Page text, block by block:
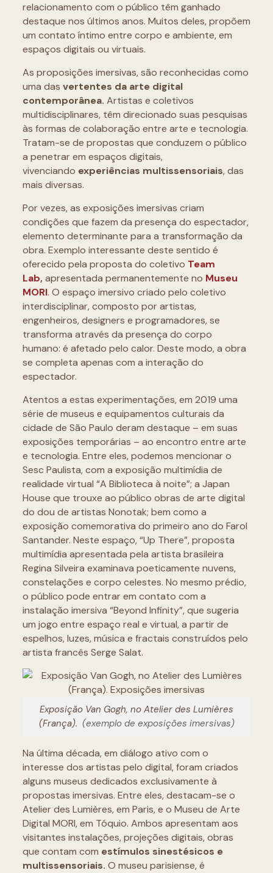
relacionamento com o público têm ganhado
destaque nos últimos anos. Muitos deles, propõem
um contato íntimo entre corpo e ambiente, em
espaços digitais ou virtuais.
As proposições imersivas, são reconhecidas como
uma das vertentes da arte digital
contemporânea. Artistas e coletivos
multidisciplinares, têm direcionado suas pesquisas
às formas de colaboração entre arte e tecnologia.
Tratam-se de propostas que conduzem o público
a penetrar em espaços digitais,
vivenciando experiências multissensoriais, das
mais diversas.
Por vezes, as exposições imersivas criam
condições que fazem da presença do espectador,
elemento determinante para a transformação da
obra. Exemplo interessante deste sentido é
oferecido pela proposta do coletivo Team
Lab, apresentada permanentemente no Museu
MORI. O espaço imersivo criado pelo coletivo
interdisciplinar, composto por artistas,
engenheiros, designers e programadores, se
transforma através da presença do corpo
humano: é afetado pelo calor. Deste modo, a obra
se completa apenas com a interação do
espectador.
Atentos a estas experimentações, em 2019 uma
série de museus e equipamentos culturais da
cidade de São Paulo deram destaque – em suas
exposições temporárias – ao encontro entre arte
e tecnologia. Entre eles, podemos mencionar o
Sesc Paulista, com a exposição multimídia de
realidade virtual “A Biblioteca à noite”; a Japan
House que trouxe ao público obras de arte digital
do dou de artistas Nonotak; bem como a
exposição comemorativa do primeiro ano do Farol
Santander. Neste espaço, “Up There”, proposta
multimídia apresentada pela artista brasileira
Regina Silveira examinava poeticamente nuvens,
constelações e corpo celestes. No mesmo prédio,
o público pode entrar em contato com a
instalação imersiva “Beyond Infinity”, que sugeria
um jogo entre espaço real e virtual, a partir de
espelhos, luzes, música e fractais construídos pelo
artista francês Serge Salat.
Exposição Van Gogh, no Atelier des Lumières
(França). (exemplo de exposições imersivas)
Na última década, em diálogo ativo com o
interesse dos artistas pelo digital, foram criados
alguns museus dedicados exclusivamente à
propostas imersivas. Entre eles, destacam-se o
Atelier des Lumières, em Paris, e o Museu de Arte
Digital MORI, em Tóquio. Ambos apresentam aos
visitantes instalações, projeções digitais, obras
que contam com estímulos sinestésicos e
multissensoriais. O museu parisiense, é